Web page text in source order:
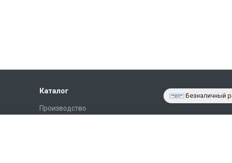
Каталог
Производство
Безналичный